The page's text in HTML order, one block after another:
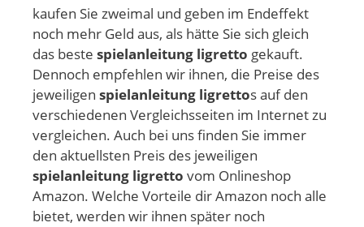
kaufen Sie zweimal und geben im Endeffekt
noch mehr Geld aus, als hätte Sie sich gleich
das beste spielanleitung ligretto gekauft.
Dennoch empfehlen wir ihnen, die Preise des
jeweiligen spielanleitung ligrettos auf den
verschiedenen Vergleichsseiten im Internet zu
vergleichen. Auch bei uns finden Sie immer
den aktuellsten Preis des jeweiligen
spielanleitung ligretto vom Onlineshop
Amazon. Welche Vorteile dir Amazon noch alle
bietet, werden wir ihnen später noch